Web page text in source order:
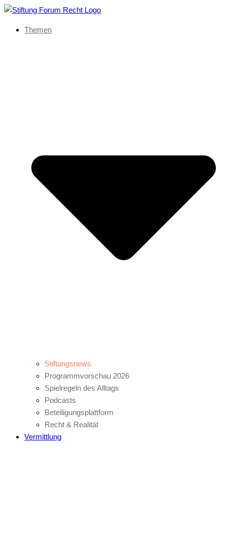
Themen
Stiftungsnews
Programmvorschau 2026
Spielregeln des Alltags
Podcasts
Beteiligungsplattform
Recht & Realität
Vermittlung